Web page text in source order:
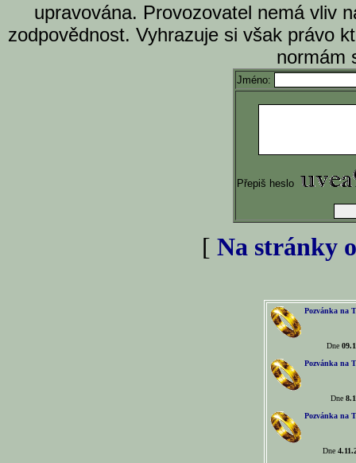
upravována. Provozovatel nemá vliv
zodpovědnost. Vyhrazuje si však právo
normám
Jméno:
Přepiš heslo
[ Na stránky
Pozvánka na
Dne
Pozvánka na
Dne
Pozvánka na
Dne